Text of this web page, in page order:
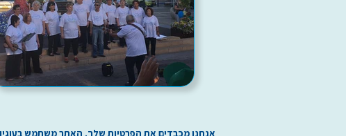
אנחנו מכבדים את הפרטיות שלך. האתר משתמש בעוגיות